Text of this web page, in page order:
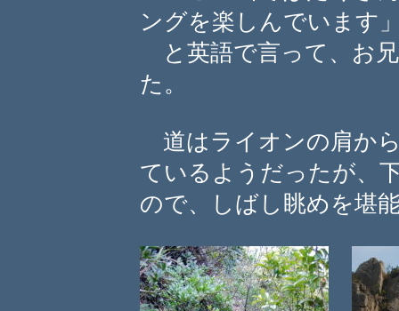
ングを楽しんでいます
と英語で言って、お
た。
道はライオンの肩か
ているようだったが、
ので、しばし眺めを堪